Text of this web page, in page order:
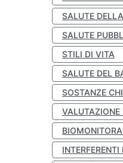
SALUTE
SALUTE
STILI DI VITA
SALUTE DEL
SOSTANZE
INTERFERENTI